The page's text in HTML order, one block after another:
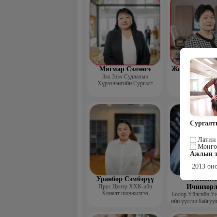
Ажлын
2013
Мягмар Сэлэнгэ
Зах Зээл Судлалын
Хүрээлэнгийн Сургалт
Жодов-Иш
Зах зээл
Уранбор Сэмбэрүү
Прус Центр ХХК-ийн
Хяналт шинжилгээ
тогтолцооны хэрэгжүүлэгч
Болор Үйлсийн
ийн үүсгэн
төвийн нийгмийн